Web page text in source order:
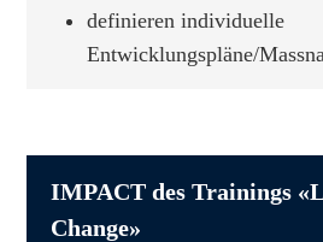
definieren individuelle
Entwicklungspläne/
IMPACT des Trainings
Change»